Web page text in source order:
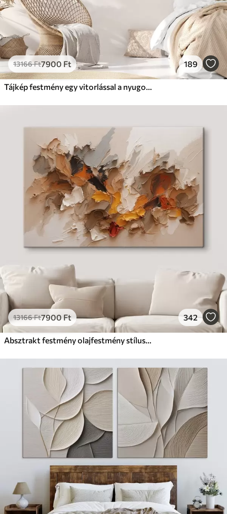
13166Ft7900 Ft 189
Tájkép festmény egy vitorlással a nyugodt tengeren, narancssárga és sárga égbolt, távoli hegyek
13166Ft7900Ft 342
Absztrakt festmény olajfestmény stílusban